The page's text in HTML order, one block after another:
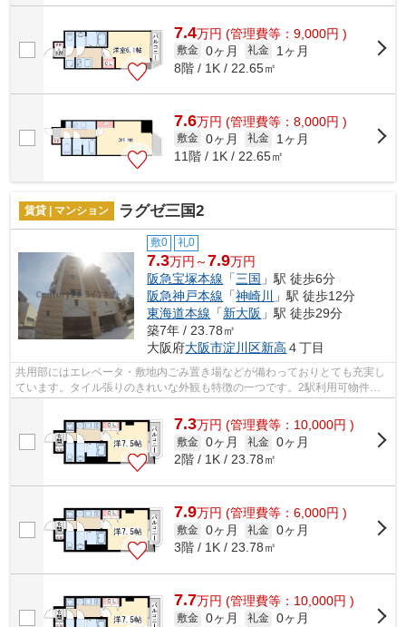
7.4万円 (管理費等：9,000円 )
敷金 0ヶ月 礼金
1ヶ月
8階 / 1K / 22.65㎡
7.6万円 (管理費等：8,000円 )
敷金 0ヶ月 礼金
1ヶ月
11階 / 1K / 22.65㎡
賃貸 | マンション ラグゼ三国2
敷0 礼0
7.3万円～7.9万円
阪急宝塚本線 「三国 」駅 徒歩6分
阪急神戸本線 「神崎川
」駅 徒歩12分
東海道本線 「新大阪 」駅 徒歩29分
築7年 / 23.78㎡
大阪府大阪市淀川区新高 ４丁目
共用部にはエレベータ・敷地内ごみ置き場などが備わっておりとても充実し
ています。タイル張りのきれいな外観も特徴の一つです。2駅利用可物件な
ので、よく電車を利用する方にピッタリ...
7.3万円 (管理費等：10,000円 )
敷金 0ヶ月 礼金 0ヶ月
2階 / 1K / 23.78㎡
7.9万円 (管理費等：6,000円 )
敷金 0ヶ月 礼金 0ヶ月
3階 / 1K / 23.78㎡
7.7万円 (管理費等：10,000円 )
敷金 0ヶ月 礼金 0ヶ月